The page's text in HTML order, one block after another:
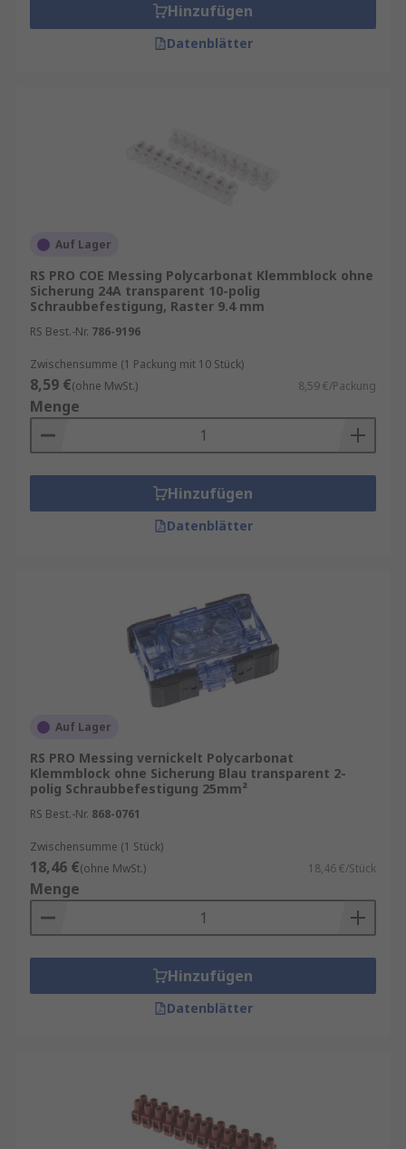
Hinzufügen
Datenblätter
Auf Lager
RS PRO COE Messing Polycarbonat Klemmblock ohne
Sicherung 24A transparent 10-polig
Schraubbefestigung, Raster 9.4 mm
RS Best.-Nr. 786-9196
Zwischensumme (1 Packung mit 10 Stück)
8,59 €(ohne MwSt.) 8,59 €/Packung
Menge
Hinzufügen
Datenblätter
Auf Lager
RS PRO Messing vernickelt Polycarbonat
Klemmblock ohne Sicherung Blau transparent 2-
polig Schraubbefestigung 25mm²
RS Best.-Nr. 868-0761
Zwischensumme (1 Stück)
18,46 €(ohne MwSt.) 18,46 €/Stück
Menge
Hinzufügen
Datenblätter